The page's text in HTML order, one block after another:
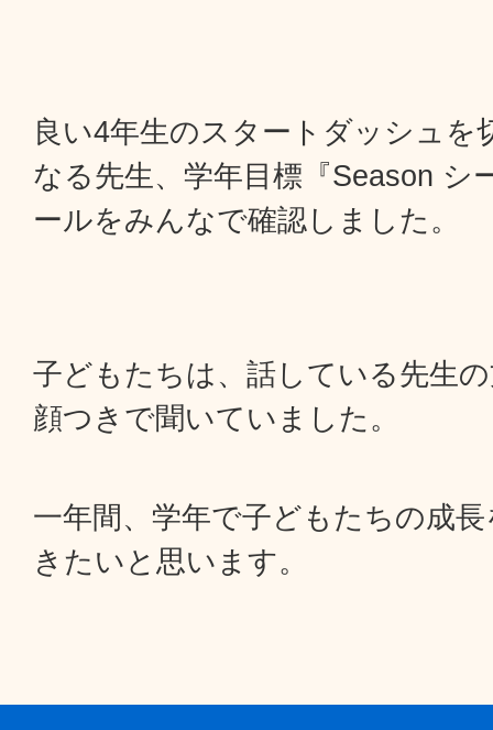
良い4年生のスタートダッシュを
なる先生、学年目標『Season シ
ールをみんなで確認しました。
子どもたちは、話している先生
顔つきで聞いていました。
一年間、学年で子どもたちの成
きたいと思います。